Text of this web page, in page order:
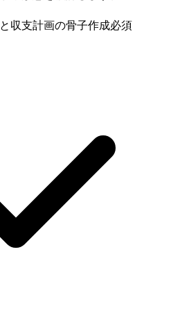
収支計画の骨子作成必須